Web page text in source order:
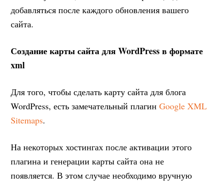
добавляться после каждого обновления вашего
сайта.
Создание карты сайта для WordPress в формате
xml
Для того, чтобы сделать карту сайта для блога
WordPress, есть замечательный плагинGoogle XML
Sitemaps.
На некоторых хостингах после активации этого
плагина и генерации карты сайта она не
появляется. В этом случае необходимо вручную